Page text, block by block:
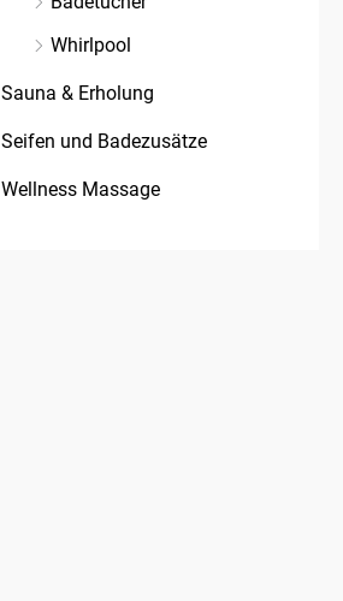
Whirlpool
Sauna & Erholung
Seifen und Badezusätze
Wellness Massage